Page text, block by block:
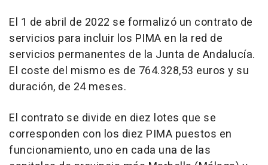
El 1 de abril de 2022 se formalizó un contrato de
servicios para incluir los PIMA en la red de
servicios permanentes de la Junta de Andalucía.
El coste del mismo es de 764.328,53 euros y su
duración, de 24 meses.
El contrato se divide en diez lotes que se
corresponden con los diez PIMA puestos en
funcionamiento, uno en cada una de las